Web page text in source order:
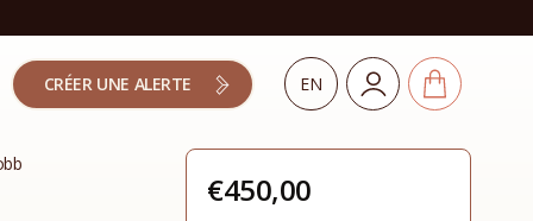
CRÉER UNE ALERTE EN
€450,00